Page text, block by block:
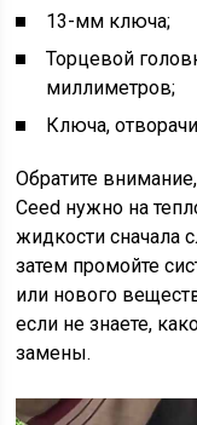
13-мм ключа;
Торцевой
миллиметров;
Ключа,
Обратите
Ceed нужно на
жидкости сначала
затем промойте
или нового
если не знаете,
замены.